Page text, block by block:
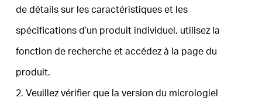
Mercusys
Canada
de détails sur les caractéristiques et les
spécifications d’un produit individuel, utilisez la
fonction de recherche et accédez à la page du
produit.
2. Veuillez vérifier que la version du micrologiel